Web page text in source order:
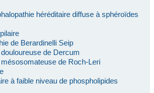
héréditaire diffuse à sphéroïdes
de Berardinelli Seip
de Dercum
de Roch-Leri
à faible niveau de phospholipides